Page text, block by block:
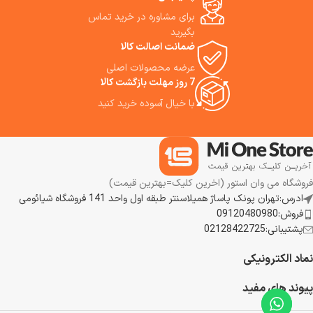
نامطبوع و رشد باکتری‌ها جلوگیری شود.
افزودن خودکار آب و محلول شوینده: ایستگاه پایه به‌طور خودکار مخزن آب
ربات را پر کرده و محلول شوینده را به نسبت مناسب اضافه می‌کند.
برای مشاوره در خرید تماس
بگیرید
ضمانت اصالت کالا
عرضه محصولات اصلی
7 روز مهلت بازگشت کالا
با خیال آسوده خرید کنید
فروشگاه می وان استور (اخرین کلیک=بهترین قیمت)
ادرس:تهران پونک پاساژ همیلاسنتر طبقه اول واحد 141 فروشگاه شیائومی
فروش:09120480980
پشتیبانی:02128422725
نماد الکترونیکی
پیوند های مفید